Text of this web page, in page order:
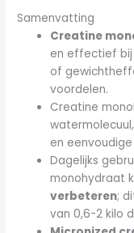
Samenvatting
Creatine
en effectief bij
of
voordelen.
Creatine
en
Dagelijks
monohydraat
verbeteren;
van 0,6-2 kilo